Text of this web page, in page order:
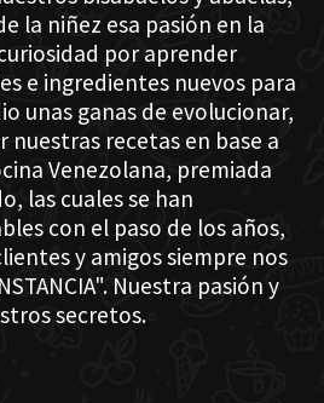
la niñez esa pasión en la
por aprender
e ingredientes nuevos para
unas ganas de evolucionar,
nuestras recetas en base a
Venezolana, premiada
las cuales se han
con el paso de los años,
y amigos siempre nos
Nuestra pasión y
secretos.